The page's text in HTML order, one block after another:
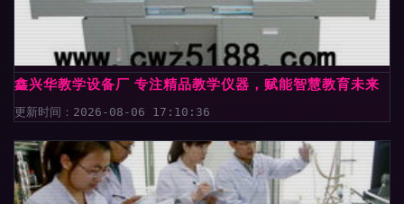
鑫兴华教学设备厂 专注精品教学仪器，赋能智慧教育未来
更新时间：2026-08-06 17:10:36